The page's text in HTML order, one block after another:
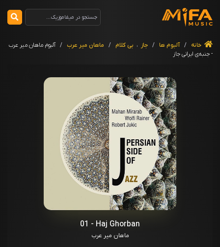
خانه / آلبوم ها / جاز ، بی کلام / ماهان میر عرب / آلبوم ماهان میر عرب
- جنبه‌ی ایرانی جاز
01 - Haj Ghorban
ماهان میر عرب